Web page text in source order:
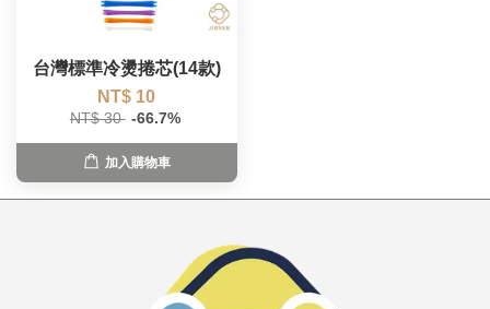
台灣標準冷燙捲芯(14款)
NT$ 10
NT$ 30 -66.7%
加入購物車